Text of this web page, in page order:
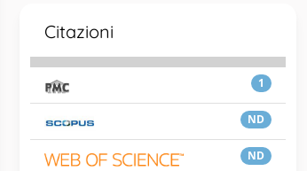
Citazioni
1
ND
ND